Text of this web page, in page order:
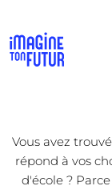
Vous avez
répond à vos
d'école ?